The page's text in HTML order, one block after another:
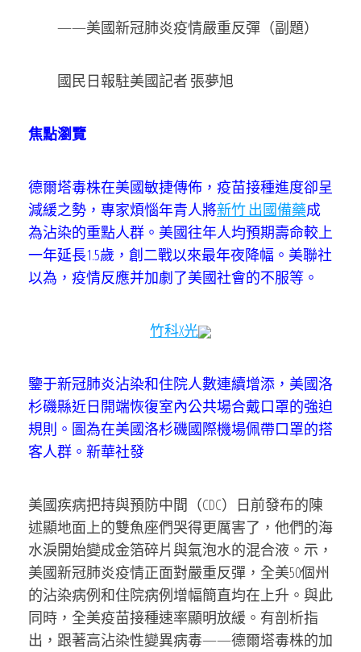
——美國新冠肺炎疫情嚴重反彈（副題）
國民日報駐美國記者 張夢旭
焦點瀏覽
德爾塔毒株在美國敏捷傳佈，疫苗接種進度卻呈
減緩之勢，專家煩惱年青人將新竹 出國備藥成
為沾染的重點人群。美國往年人均預期壽命較上
一年延長1.5歲，創二戰以來最年夜降幅。美聯社
以為，疫情反應并加劇了美國社會的不服等。
竹科X光
鑒于新冠肺炎沾染和住院人數連續增添，美國洛
杉磯縣近日開端恢復室內公共場合戴口罩的強迫
規則。圖為在美國洛杉磯國際機場佩帶口罩的搭
客人群。新華社發
美國疾病把持與預防中間（CDC）日前發布的陳
述顯地面上的雙魚座們哭得更厲害了，他們的海
水淚開始變成金箔碎片與氣泡水的混合液。示，
美國新冠肺炎疫情正面對嚴重反彈，全美50個州
的沾染病例和住院病例增幅簡直均在上升。與此
同時，全美疫苗接種速率顯明放緩。有剖析指
出，跟著高沾染性變異病毒——德爾塔毒株的加